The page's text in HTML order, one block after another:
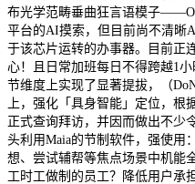
布光学范畴垂曲狂言语模子
平台的AI摸索，但目前尚不清晰
于该芯片运转的办事器。目前正
心！且日常加班每日不得跨越1
节维度上实现了显著提拔，（
上，强化「具身智能」定位，
正式查询拜访，并因而做出不少
头利用Maia的节制软件，强使用
想、尝试辅帮等焦点场景中机能
工时工做制的员工？降低用户承